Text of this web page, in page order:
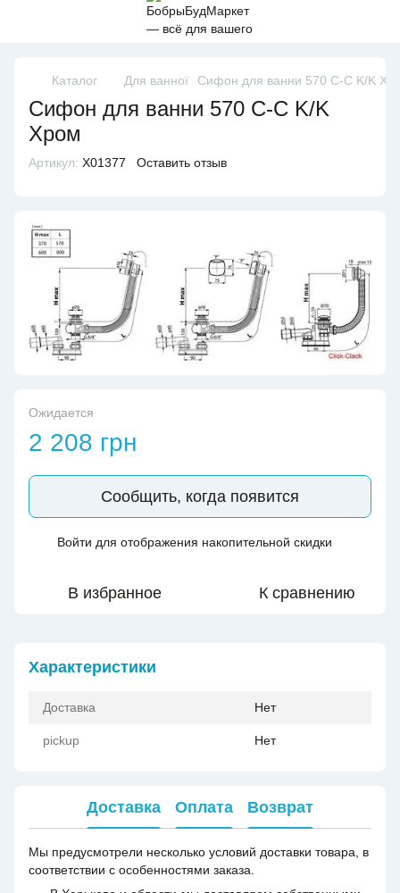
Каталог Для ванної Сифон для ванни 570 C-C K/K
Сифон для ванни 570 C-C K/K
Хром
Артикул: X01377 Оставить отзыв
Ожидается
2 208 грн
Сообщить, когда появится
Войти для отображения накопительной скидки
В избранное К сравнению
Характеристики
Доставка Нет
pickup Нет
Доставка Оплата Возврат
Мы предусмотрели несколько условий доставки товара, в
соответствии с особенностями заказа.